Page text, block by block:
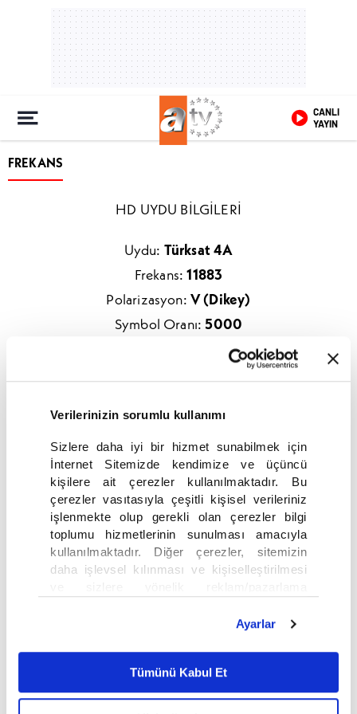
Verilerinizin sorumlu kullanımı
Sizlere daha iyi bir hizmet sunabilmek için
İnternet Sitemizde kendimize ve üçüncü
kişilere ait çerezler kullanılmaktadır. Bu
çerezler vasıtasıyla çeşitli kişisel verileriniz
işlenmekte olup gerekli olan çerezler bilgi
toplumu hizmetlerinin sunulması amacıyla
kullanılmaktadır. Diğer çerezler, sitemizin
daha işlevsel kılınması ve kişiselleştirilmesi
olarak açık rızanız dahilinde kullanılacaktır.
vasıtasıyla belirleyebilirsiniz. Çerezlere ilişkin
detaylı bilgi için Ayarlar butonuna tıklayabilir,
Çerez BilgilendirmeMetnimizi ziyaret
Ayarlar
Tümünü Kabul Et
CANLI
YAYIN
FREKANS
HD UYDU BİLGİLERİ
Uydu: Türksat 4A
Frekans:11883
Polarizasyon: V (Dikey)
Symbol Oranı:5000
DVB-S2 8PSK
HD Yayın geçiş süreci ile ilgili sorularınız için bize aşağıdaki numaralardan
ulaşabilirsiniz:
+90 212 390 7000
+90 212 390 9000
+90 444 88 81